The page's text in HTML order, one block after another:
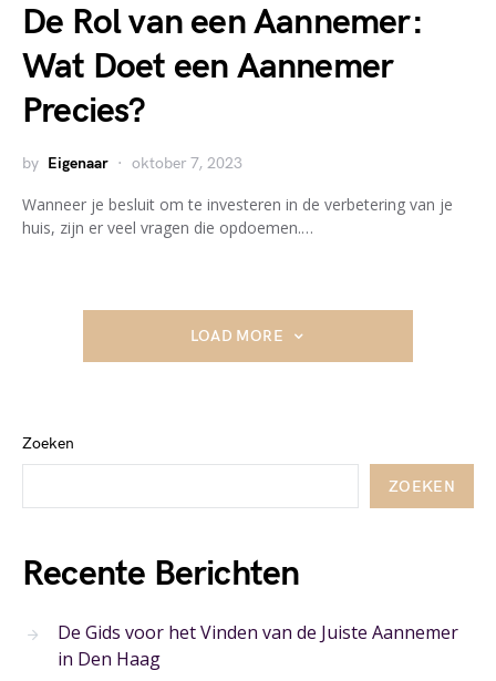
De Rol van een Aannemer:
Wat Doet een Aannemer
Precies?
by Eigenaar oktober 7, 2023
Wanneer je besluit om te investeren in de verbetering van je
huis, zijn er veel vragen die opdoemen.…
LOAD MORE
Zoeken
ZOEKEN
Recente Berichten
De Gids voor het Vinden van de Juiste Aannemer
in Den Haag